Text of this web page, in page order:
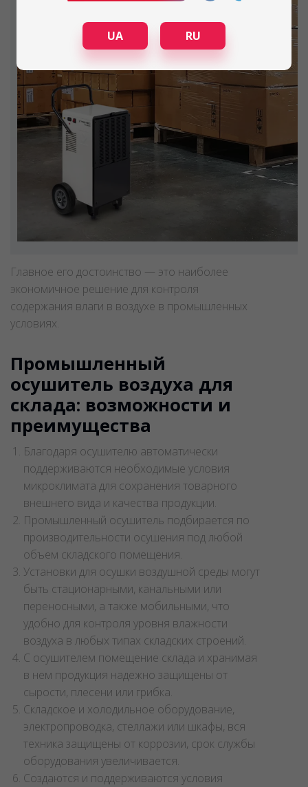
Главное его достоинство — это наиболее
экономичное решение для контроля
содержания влаги в воздухе в промышленных
условиях.
Промышленный
осушитель воздуха для
склада: возможности и
преимущества
Благодаря осушителю автоматически
поддерживаются необходимые условия
микроклимата для сохранения товарного
внешнего вида и качества продукции.
Промышленный осушитель подбирается по
производительности осушения под любой
объем складского помещения.
Установки для осушки воздушной среды могут
быть стационарными, канальными или
переносными, а также мобильными, что
удобно для контроля уровня влажности
воздуха в любых типах складских строений.
С осушителем помещение склада и хранимая
в нем продукция надежно защищены от
сырости, плесени или грибка.
Складское и холодильное оборудование,
электропроводка, стеллажи или шкафы, вся
техника защищены от коррозии, срок службы
оборудования увеличивается.
Создаются и поддерживаются условия
UA RU